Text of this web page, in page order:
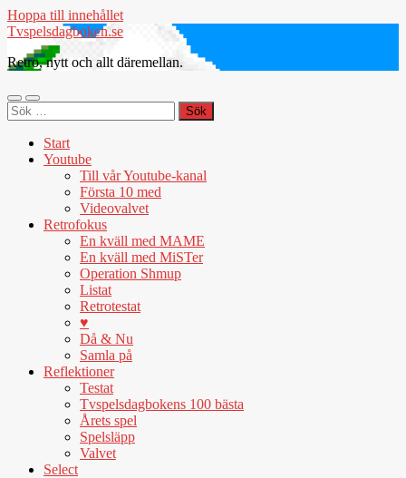
Hoppa till innehållet
Tvspelsdagboken.se
Retro, nytt och allt däremellan.
Slå
på/av
Slå
på/av
Sök
efter:
Start
Youtube
Till vår Youtube-kanal
Första 10 med
Videovalvet
Retrofokus
En kväll med MAME
En kväll med MiSTer
Operation Shmup
Listat
Retrotestat
♥
Då & Nu
Samla på
Reflektioner
Testat
Tvspelsdagbokens 100 bästa
Årets spel
Spelsläpp
Valvet
Select